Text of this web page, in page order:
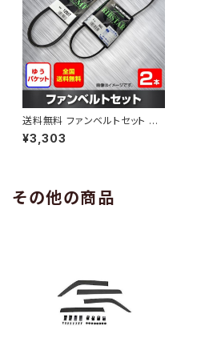
送料無料 ファンベルトセット ト
ヨタ プロボックス 型式NCP55
V H24.01～ （国内トップメーカ
¥3,303
その他の商品